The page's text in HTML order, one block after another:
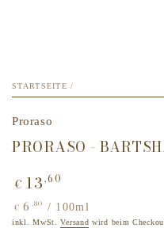
STARTSEITE /
Proraso
PRORASO -
Regulärer
€ 13,60
Stückpreis
€ 6 ,80 / pro
100ml
inkl. MwSt.Versand wird beim